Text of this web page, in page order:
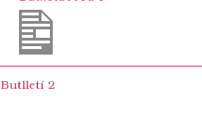
navigation
Butlletí 2